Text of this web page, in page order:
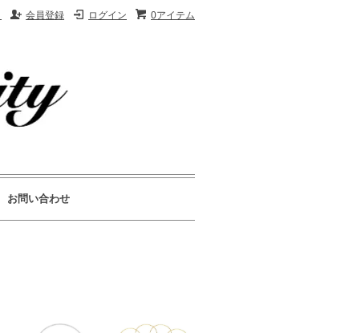
0アイテム
ログイン
会員登録
お問い合わせ